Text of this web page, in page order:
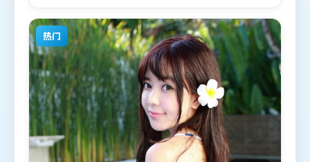
观众观看。
热门